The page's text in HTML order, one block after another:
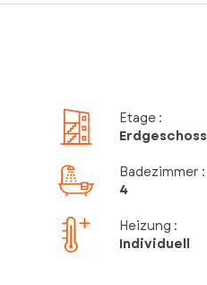
Etage :
Erdgeschoss
Badezimmer :
4
Heizung :
Individuell